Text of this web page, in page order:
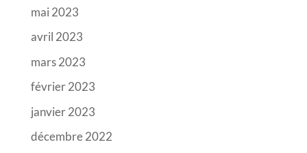
mai 2023
avril 2023
mars 2023
février 2023
janvier 2023
décembre 2022